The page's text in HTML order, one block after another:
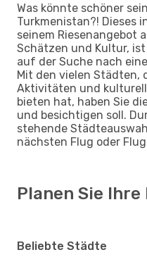
Was könnte schöner
Turkmenistan?! Dieses
seinem Riesenangebot
Schätzen und Kultur,
auf der Suche nach
Mit den vielen Städten,
Aktivitäten und
bieten hat, haben Sie
und besichtigen soll.
stehende
nächsten Flug oder
Planen Sie Ihre
Beliebte Städte